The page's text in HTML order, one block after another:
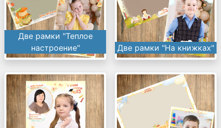
Две рамки "Теплое
настроение"
Две рамки "На книжках"